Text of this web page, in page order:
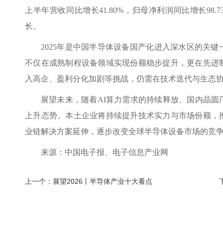
上半年营收同比增长41.80%，归母净利润同比增长
长。
2025年是中国半导体设备国产化进入深水区的关
不仅在成熟制程设备领域实现份额稳步提升，更在先
入高企、盈利分化加剧等挑战，仍需在技术迭代与生态
展望未来，随着AI算力需求的持续释放、国内晶
上升态势。本土企业将持续提升技术实力与市场份额
业链解决方案延伸，逐步改变全球半导体设备市场的竞
来源：中国电子报、电子信息产业网
上一个： 展望2026丨半导体产业十大看点